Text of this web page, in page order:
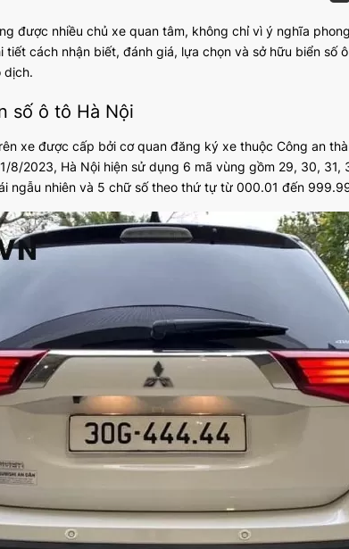
được nhiều chủ xe quan tâm, không chỉ vì ý nghĩa
tiết cách nhận biết, đánh giá, lựa chọn và sở hữu biển số
dịch.
số ô tô Hà Nội
xe được cấp bởi cơ quan đăng ký xe thuộc Công an
8/2023, Hà Nội hiện sử dụng 6 mã vùng gồm 29, 30, 31,
ngẫu nhiên và 5 chữ số theo thứ tự từ 000.01 đến